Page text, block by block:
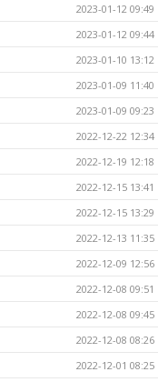
2023-01-12 09:49
2023-01-12 09:44
2023-01-10 13:12
2023-01-09 11:40
2023-01-09 09:23
2022-12-22 12:34
2022-12-19 12:18
2022-12-15 13:41
2022-12-15 13:29
2022-12-13 11:35
2022-12-09 12:56
2022-12-08 09:51
2022-12-08 09:45
2022-12-08 08:26
2022-12-01 08:25